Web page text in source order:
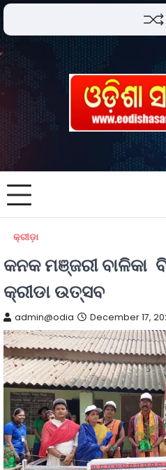
କ୍ରୀଡ଼ା
କନକ ମଞ୍ଜରୀ ବାଳିକା
କ୍ରୀଡା ଉତ୍ସବ
admin@odia December 17,